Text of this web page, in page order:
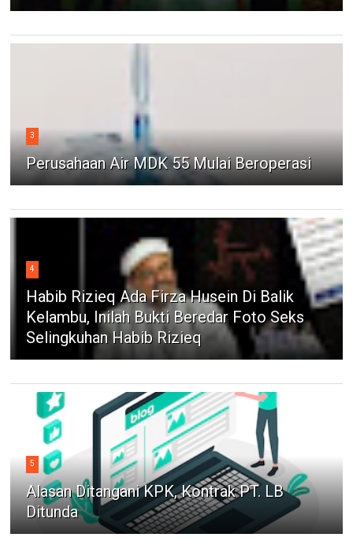
3
Perusahaan Air MDK 55 Mulai Beroperasi
4
Habib Rizieq Ada Firza Husein Di Balik
Kelambu, Inilah Bukti Beredar Foto Seks
Selingkuhan Habib Rizieq
5
Alasan Ditangani KPK, Kontrak PT. LB
Ditunda